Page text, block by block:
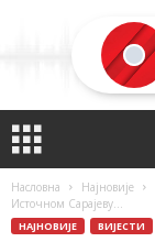
Насловна Најновије
Источном Сарајеву...
НАЈНОВИЈЕ ВИЈЕСТИ